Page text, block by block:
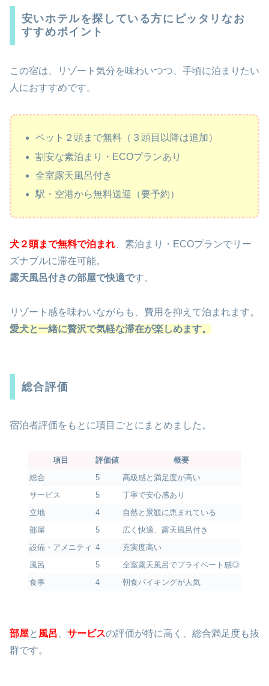
安いホテルを探している方にピッタリなお
すすめポイント
この宿は、リゾート気分を味わいつつ、手頃に泊まりたい
人におすすめです。
ペット２頭まで無料（３頭目以降は追加）
割安な素泊まり・ECOプランあり
全室露天風呂付き
駅・空港から無料送迎（要予約）
犬２頭まで無料で泊まれ 、素泊まり・ECOプランでリー
ズナブルに滞在可能。
露天風呂付きの部屋で快適です。
リゾート感を味わいながらも、費用を抑えて泊まれます。
愛犬と一緒に贅沢で気軽な滞在が楽しめます。
総合評価
宿泊者評価をもとに項目ごとにまとめました。
項目 評価値
概要
総合
5
高級感と満足度が高い
サービス
5
丁寧で安心感あり
立地
4
自然と景観に恵まれている
部屋
5
広く快適、露天風呂付き
設備・アメニティ 4
充実度高い
風呂
5
全室露天風呂でプライベート感◎
食事
4 朝食バイキングが人気
部屋と 風呂 サービスの評価が特に高く、総合満足度も抜
群です。